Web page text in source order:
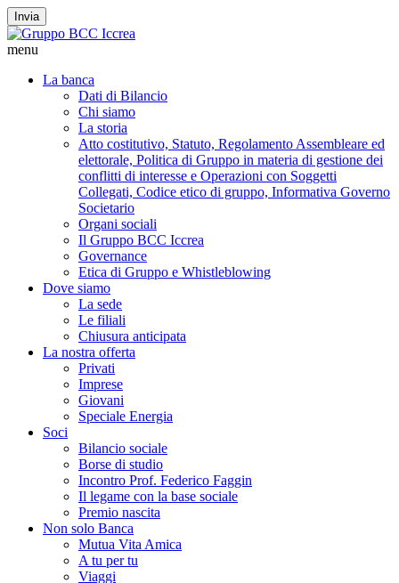
Invia
menu
La banca
Dati di Bilancio
Chi siamo
La storia
Atto costitutivo, Statuto, Regolamento Assembleare ed
elettorale, Politica di Gruppo in materia di gestione dei
conflitti di interesse e Operazioni con Soggetti
Collegati, Codice etico di gruppo, Informativa Governo
Societario
Organi sociali
Il Gruppo BCC Iccrea
Governance
Etica di Gruppo e Whistleblowing
Dove siamo
La sede
Le filiali
Chiusura anticipata
La nostra offerta
Privati
Imprese
Giovani
Speciale Energia
Soci
Bilancio sociale
Borse di studio
Incontro Prof. Federico Faggin
Il legame con la base sociale
Premio nascita
Non solo Banca
Mutua Vita Amica
A tu per tu
Viaggi